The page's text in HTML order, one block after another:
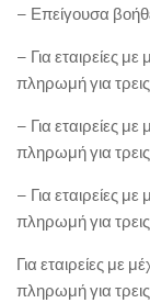
– Επείγουσα
– Για εταιρείες
πληρωμή για
– Για εταιρείες
πληρωμή για
– Για εταιρείες
πληρωμή για
Για εταιρείες με
πληρωμή για